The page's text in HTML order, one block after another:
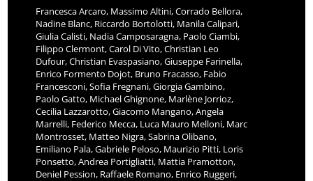
Francesca Arcaro, Massimo Altini, Corrado Bellora,
Nadine Blanc, Riccardo Bortolotti, Manila Calipari,
Giulia Calisti, Nadia Camposaragna, Paolo Ciambi,
Filippo Clermont, Carol Di Vito, Christian Leo
Dufour, Christian Evaspasiano, Giuseppe Farinella,
Enrico Formento Dojot, Bruno Fracasso, Fabio
Francesconi, Sofia Fregnani, Giorgia Gambino,
Paolo Gatto, Michael Ghignone, Marlène Jorrioz,
Cecilia Lazzarotto, Giacomo Mangano, Angela
Marrelli, Federico Mecca, Luca Mauro Melloni, Marc
Montrosset, Matteo Nigra, Sabrina Olibano,
Emiliano Pala, Gabriele Peloso, Maurizio Pitti, Loris
Ponsetto, Andrea Portigliatti, Mattia Pramotton,
Deniel Pession, Raffaele Romano, Enrico Ruggeri,